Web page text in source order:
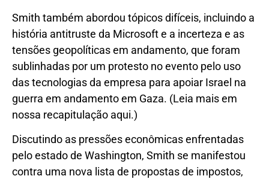
Smith também abordou tópicos difíceis, incluindo a
história antitruste da Microsoft e a incerteza e as
tensões geopolíticas em andamento, que foram
sublinhadas por um protesto no evento pelo uso
das tecnologias da empresa para apoiar Israel na
guerra em andamento em Gaza. (Leia mais em
nossa recapitulação aqui.)
Discutindo as pressões econômicas enfrentadas
pelo estado de Washington, Smith se manifestou
contra uma nova lista de propostas de impostos,